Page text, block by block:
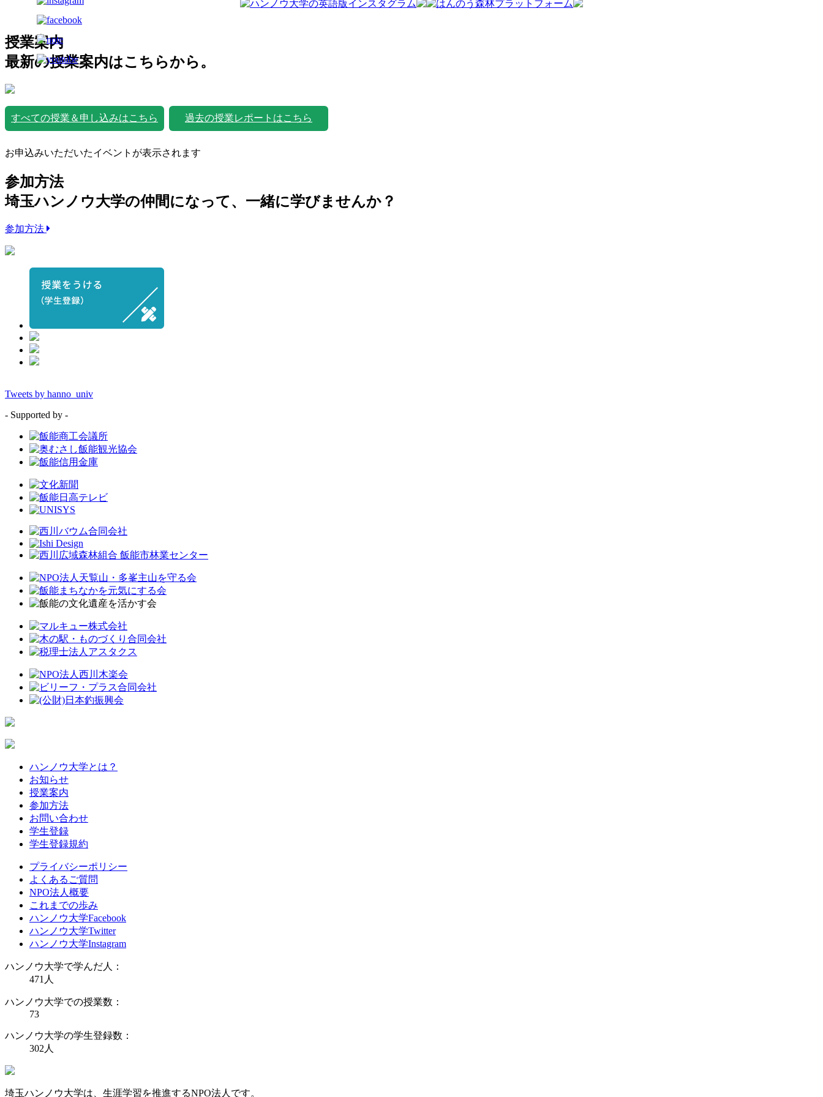
授業案内
最新の授業案内はこちらから。
すべての授業＆申し込みはこちら 過去の授業レポートはこちら
お申込みいただいたイベントが表示されます
参加方法
埼玉ハンノウ大学の仲間になって、一緒に学びませんか？
参加方法
Tweets by hanno_univ
- Supported by -
ハンノウ大学とは？
お知らせ
授業案内
参加方法
お問い合わせ
学生登録
学生登録規約
プライバシーポリシー
よくあるご質問
NPO法人概要
これまでの歩み
ハンノウ大学Facebook
ハンノウ大学Twitter
ハンノウ大学Instagram
ハンノウ大学で学んだ人：
471人
ハンノウ大学での授業数：
73
ハンノウ大学の学生登録数：
302人
埼玉ハンノウ大学は、生涯学習を推進するNPO法人です。